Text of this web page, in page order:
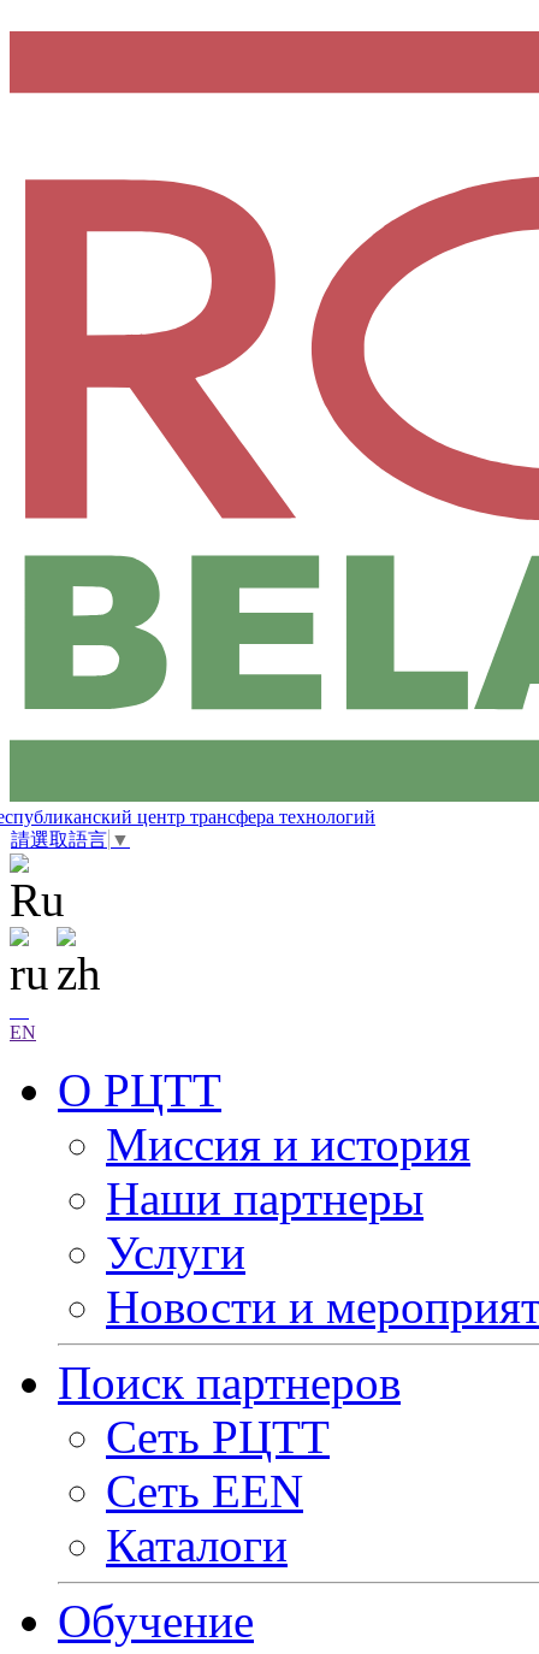
центр трансфера технологий
請選取語言 ▼
EN
О РЦТТ
Миссия и история
Наши партнеры
Услуги
Новости и
Поиск партнеров
Сеть РЦТТ
Сеть EEN
Каталоги
Обучение